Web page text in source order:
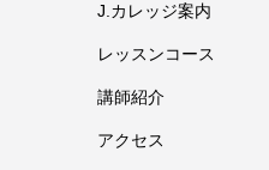
J.カレッジ案内
レッスンコース
講師紹介
アクセス